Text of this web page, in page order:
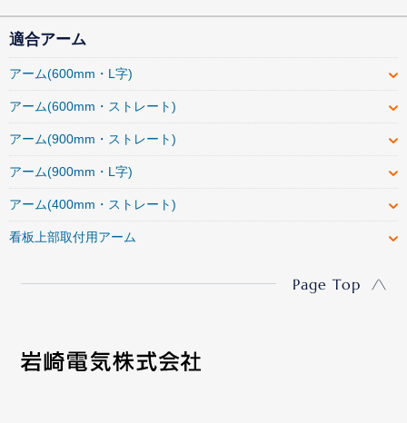
適合アーム
アーム(600mm・L字)
アーム(600mm・ストレート)
アーム(900mm・ストレート)
アーム(900mm・L字)
アーム(400mm・ストレート)
看板上部取付用アーム
Page Top